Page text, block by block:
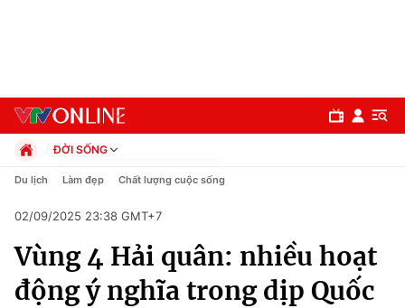
Chuyên mục
Chính trị
ĐỜI SỐNG
Chính trị
Pháp luật
Kinh tế
Thể thao
Truyền hình
Du lịch Làm đẹp Chất lượng cuộc sống
02/09/2025 23:38 GMT+7
Vùng 4 Hải quân: nhiều hoạt
động ý nghĩa trong dịp Quốc